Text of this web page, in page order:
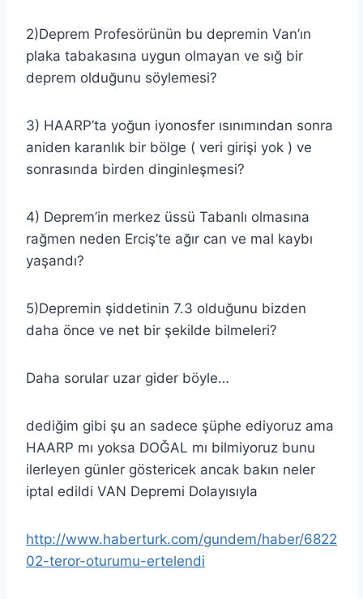
2)Deprem Profesörünün bu depremin Van’ın
plaka tabakasına uygun olmayan ve sığ bir
deprem olduğunu söylemesi?
3) HAARP’ta yoğun iyonosfer ısınımından sonra
aniden karanlık bir bölge ( veri girişi yok ) ve
sonrasında birden dinginleşmesi?
4) Deprem’in merkez üssü Tabanlı olmasına
rağmen neden Erciş’te ağır can ve mal kaybı
yaşandı?
5)Depremin şiddetinin 7.3 olduğunu bizden
daha önce ve net bir şekilde bilmeleri?
Daha sorular uzar gider böyle…
dediğim gibi şu an sadece şüphe ediyoruz ama
HAARP mı yoksa DOĞAL mı bilmiyoruz bunu
ilerleyen günler göstericek ancak bakın neler
iptal edildi VAN Depremi Dolayısıyla
http://www.haberturk.com/gundem/haber/6822
02-teror-oturumu-ertelendi